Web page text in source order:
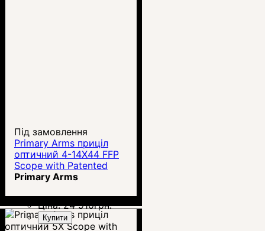
Під замовлення
Primary Arms приціл
оптичний 4-14X44 FFP
Scope with Patented
ACSS HUD DMR
Primary Arms
Ціна:24 910грн.
Купити